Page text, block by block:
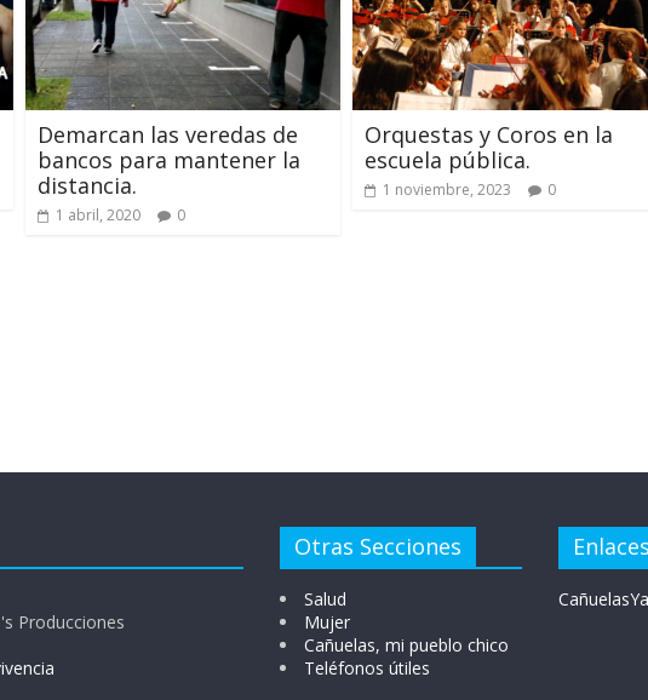
Demarcan las veredas de
bancos para mantener la
distancia.
1 abril, 2020 0
Orquestas y Coros en la
escuela pública.
1 noviembre, 2023 0
Producciones
Otras Secciones
Salud
Mujer
Cañuelas, mi pueblo chico
Teléfonos útiles